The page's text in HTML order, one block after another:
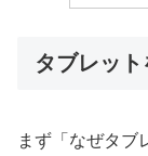
タブレッ
まず「なぜタブ